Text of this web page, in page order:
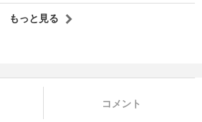
もっと見る
コメント